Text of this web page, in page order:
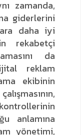
zamanda,
giderlerini
daha iyi
rekabetçi
da
reklam
ekibinin
anlamına
yönetimi,